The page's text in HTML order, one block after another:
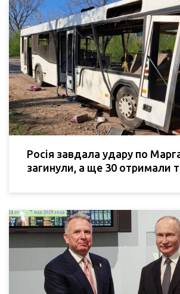
Росія завдала удару по
загинули, а ще 30 отримали